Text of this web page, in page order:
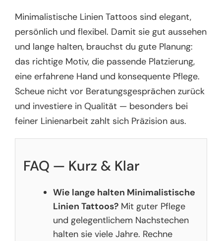
Minimalistische Linien Tattoos sind elegant,
persönlich und flexibel. Damit sie gut aussehen
und lange halten, brauchst du gute Planung:
das richtige Motiv, die passende Platzierung,
eine erfahrene Hand und konsequente Pflege.
Scheue nicht vor Beratungsgesprächen zurück
und investiere in Qualität — besonders bei
feiner Linienarbeit zahlt sich Präzision aus.
FAQ — Kurz & Klar
Wie lange halten Minimalistische
Linien Tattoos? Mit guter Pflege
und gelegentlichem Nachstechen
halten sie viele Jahre. Rechne